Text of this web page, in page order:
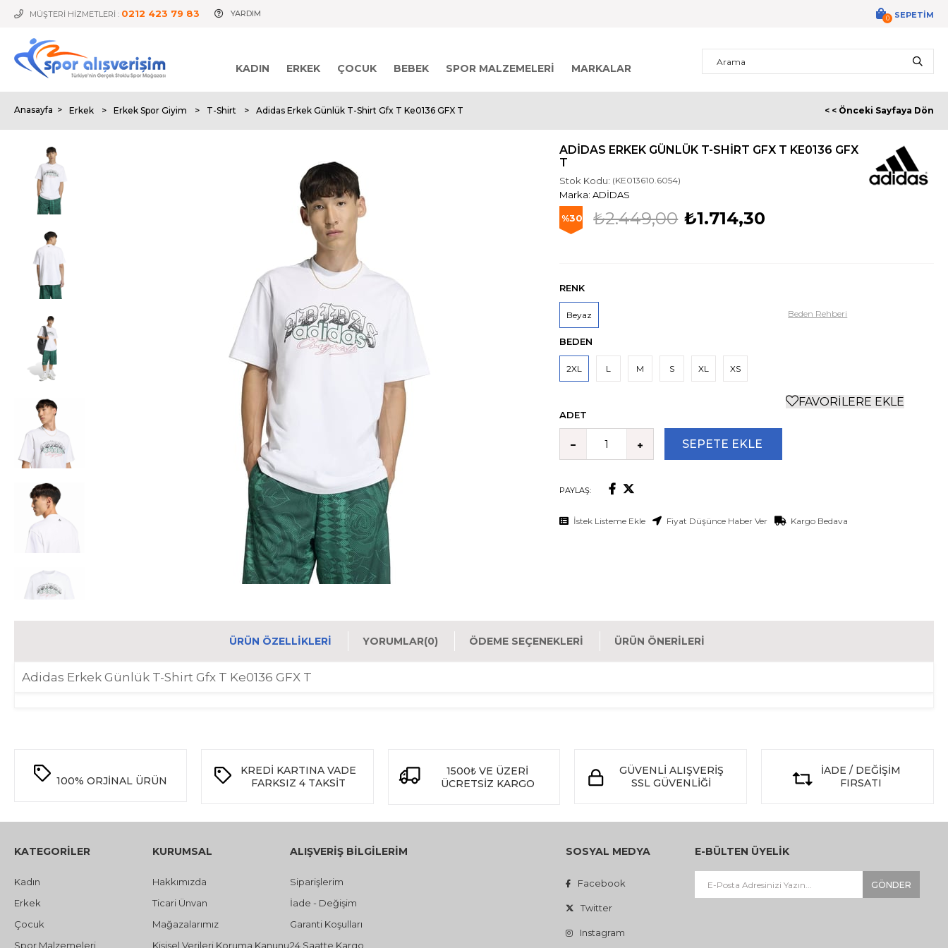
MÜŞTERİ HİZMETLERİ : 0212 423 79 83 YARDIM
KADIN ERKEK ÇOCUK BEBEK SPOR MALZEMELERI MARKALAR
SEPETIM
0
Anasayfa > Erkek > Erkek Spor Giyim > T-Shirt > Adidas Erkek Günlük T-Shirt Gfx T Ke0136 GFX T < < Önceki Sayfaya Dön
ADIDAS ERKEK GÜNLÜK T-SHIRT GFX T KE0136 GFX
T
Stok Kodu: (KE013610.6054)
ADİDAS
30 ₺2.449,00 ₺1.714,30
RENK
Beyaz
BEDEN
2XL L M S XL XS
Beden Rehberi
ADET
FAVORILERE EKLE
PAYLAŞ:
İstek Listeme Ekle Fiyat Düşünce Haber Ver Kargo Bedava
ÜRÜN ÖZELLIKLERI YORUMLAR(0) ÖDEME SEÇENEKLERI ÜRÜN ÖNERILERI
Adidas Erkek Günlük T-Shirt Gfx T Ke0136 GFX T
100% ORJİNAL ÜRÜN
KREDİ KARTINA VADE
FARKSIZ 4 TAKSİT
1500₺VE ÜZERİ
ÜCRETSİZ KARGO
GÜVENLİ ALIŞVERİŞ
SSL GÜVENLİĞİ
İADE / DEĞİŞİM
FIRSATI
KATEGORİLER
Kadın
Erkek
Çocuk
Spor Malzemeleri
KURUMSAL
Hakkımızda
Ticari Ünvan
Mağazalarımız
Kişisel Verileri Koruma Kanunu
ALIŞVERİŞ BİLGİLERİM
Siparişlerim
İade - Değişim
Garanti Koşulları
24 Saatte Kargo
SOSYAL MEDYA
Facebook
Twitter
Instagram
E-BÜLTEN ÜYELİK
GÖNDER